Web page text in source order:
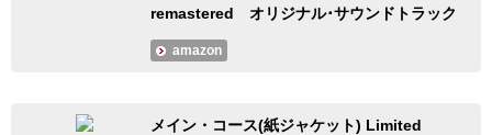
remastered オリジナル･サウンドトラック
amazon
メイン・コース(紙ジャケット) Limited